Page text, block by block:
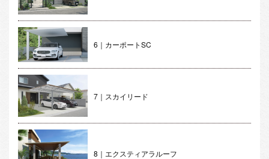
6｜カーポートSC
7｜スカイリード
8｜エクスティアラルーフ